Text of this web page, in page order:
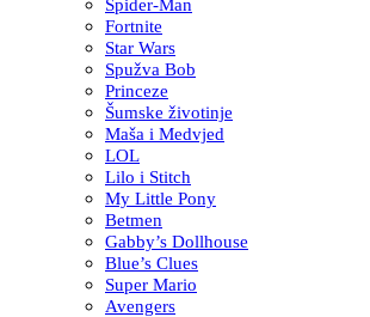
Spider-Man
Fortnite
Star Wars
Spužva Bob
Princeze
Šumske životinje
Maša i Medvjed
LOL
Lilo i Stitch
My Little Pony
Betmen
Gabby’s Dollhouse
Blue’s Clues
Super Mario
Avengers